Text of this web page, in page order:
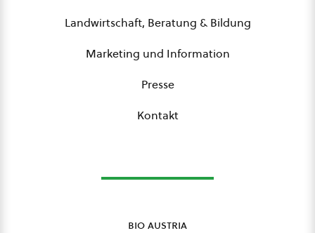
Landwirtschaft, Beratung & Bildung
Marketing und Information
Presse
Kontakt
bio austria